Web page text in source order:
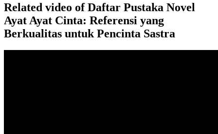
Related video of Daftar Pustaka Novel
Ayat Ayat Cinta: Referensi yang
Berkualitas untuk Pencinta Sastra